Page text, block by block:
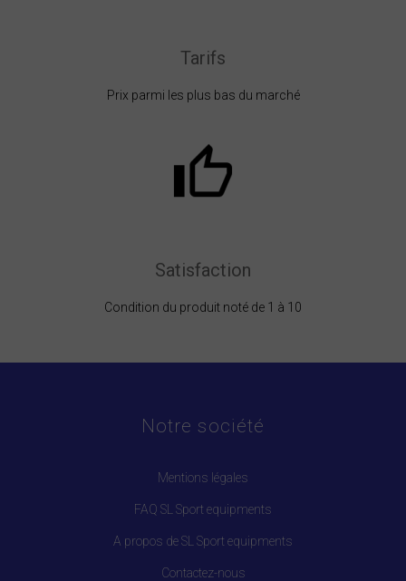
Tarifs
Prix parmi les plus bas du marché
Satisfaction
Condition du produit noté de 1 à 10
Notre société
Mentions légales
FAQ SL Sport equipments
A propos de SL Sport equipments
Contactez-nous